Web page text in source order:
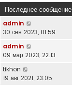
Последнее сообщение
admin
30 сен 2023, 01:59
admin
09 мар 2023, 22:13
tikhon
19 авг 2021, 23:05